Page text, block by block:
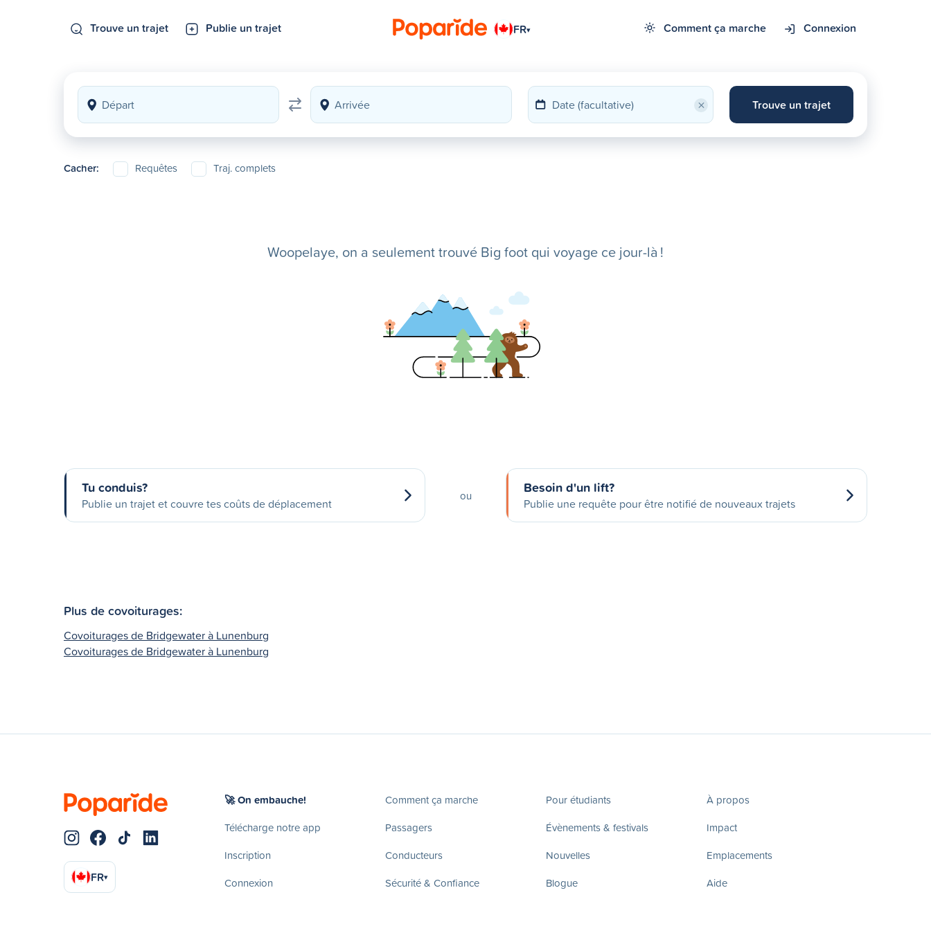
Trouve un trajet Publie un trajet FR▾ Comment ça marche Connexion
× Trouve un trajet
Cacher: Requêtes Traj. complets
Woopelaye, on a seulement trouvé Big foot qui voyage ce jour-là !
Tu conduis?
Publie un trajet et couvre tes coûts de déplacement
ou Besoin d'un lift?
Publie une requête pour être notifié de nouveaux trajets
Plus de covoiturages:
Covoiturages de Bridgewater à Lunenburg
Covoiturages de Bridgewater à Lunenburg
FR▾
🚀 On embauche!
Télécharge notre app
Inscription
Connexion
Comment ça marche
Passagers
Conducteurs
Sécurité & Confiance
Pour étudiants
Évènements & festivals
Nouvelles
Blogue
À propos
Impact
Emplacements
Aide